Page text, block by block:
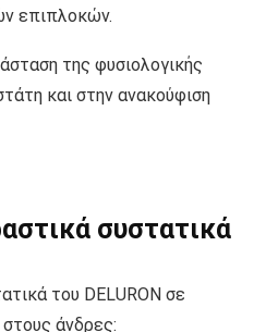
επιπλοκών.
της φυσιολογικής
και στην ανακούφιση
συστατικά
του DELURON σε
άνδρες: